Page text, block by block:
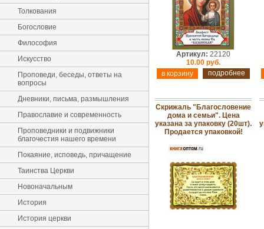
Толкования
Богословие
Философия
Искусство
Проповеди, беседы, ответы на
вопросы
Дневники, письма, размышления
Православие и современность
Проповедники и подвижники
благочестия нашего времени
Покаяние, исповедь, причащение
Таинства Церкви
Новоначальным
История
История церкви
Артикул: 22120
10.00 руб.
подробнее
Скрижаль "Благословение
дома и семьи". Цена
указана за упаковку (20шт).
Продается упаковкой!